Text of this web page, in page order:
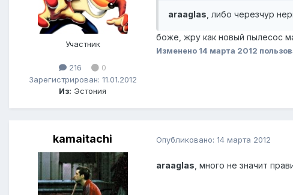
Участник
216
0
Зарегистрирован: 11.01.2012
Из: Эстония
araaglas , либо черезчур
боже, жру как новый пылесос
Изменено 14 марта 2012
kamaitachi Опубликовано: 14 марта 2012
araaglas , много не значит